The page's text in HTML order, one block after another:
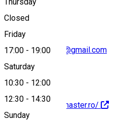
Thursday
Closed
Friday
17:00 - 19:00
Saturday
10:30 - 12:00
12:30 - 14:30
Sunday
codemastersibiu@gmail.com
http://www.codemaster.ro/